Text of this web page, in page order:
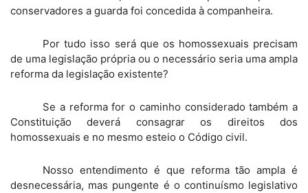
conservadores a guarda foi concedida à companheira.
Por tudo isso será que os homossexuais precisam
de uma legislação própria ou o necessário seria uma ampla
reforma da legislação existente?
Se a reforma for o caminho considerado também a
Constituição deverá consagrar os direitos dos
homossexuais e no mesmo esteio o Código civil.
Nosso entendimento é que reforma tão ampla é
desnecessária, mas pungente é o continuísmo legislativo